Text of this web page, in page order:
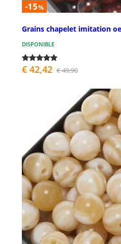
-15%
Grains chapelet imitation
DISPONIBLE
€ 42,42 € 49,90